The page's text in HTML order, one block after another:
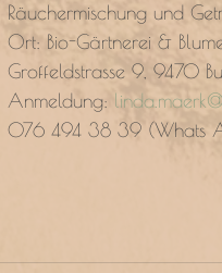
Räuchermischung und
Ort: Bio-Gärtnerei &
Groffeldstrasse 9, 9470
Anmeldung:
076 494 38 39 (Whats